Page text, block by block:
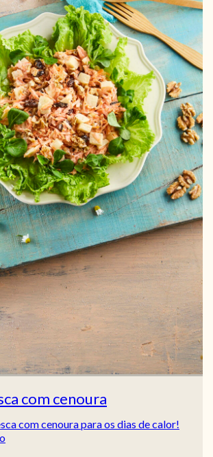
com cenoura
com cenoura para os dias de calor!